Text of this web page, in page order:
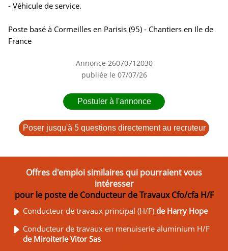
- Véhicule de service.
Poste basé à Cormeilles en Parisis (95) - Chantiers en Ile de
France
Annonce 26070712030
publiée le 07/07/26
Postuler à l'annonce
Poser jusqu'à 5 questions directement au recruteur
Offres d'emploi similaires qui pourraient vous
intéresser
pour le poste de Conducteur de Travaux Cfo/cfa H/F
Conducteur de travaux principal (H/F) de Harry Hope
Conducteur de travaux en menuiserie aluminium H/F
de Miroiterie Vitor Sas